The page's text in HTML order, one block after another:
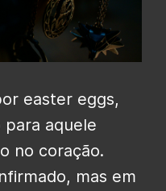
easter eggs,
aquele
no coração.
mas em